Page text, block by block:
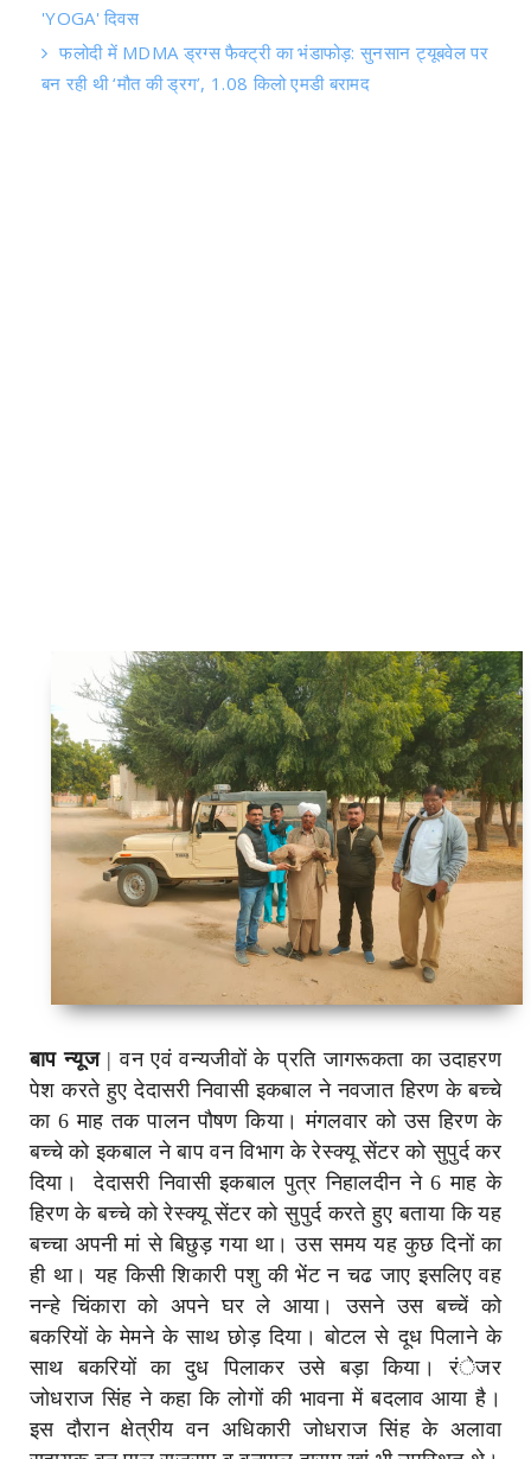
'YOGA' दिवस
फलोदी में MDMA ड्रग्स फैक्ट्री का भंडाफोड़: सुनसान ट्यूबवेल पर
बन रही थी ‘मौत की ड्रग’, 1.08 किलो एमडी बरामद
बाप न्यूज| वन एवं वन्यजीवों के प्रति जागरूकता का उदाहरण
पेश करते हुए देदासरी निवासी इकबाल ने नवजात हिरण के बच्चे
का 6 माह तक पालन पौषण किया। मंगलवार को उस हिरण के
बच्चे को इकबाल ने बाप वन विभाग के रेस्क्यू सेंटर को सुपुर्द कर
दिया। देदासरी निवासी इकबाल पुत्र निहालदीन ने 6 माह के
हिरण के बच्चे को रेस्क्यू सेंटर को सुपुर्द करते हुए बताया कि यह
बच्चा अपनी मां से बिछुड़ गया था। उस समय यह कुछ दिनों का
ही था। यह किसी शिकारी पशु की भेंट न चढ जाए इसलिए वह
नन्हे चिंकारा को अपने घर ले आया। उसने उस बच्चें को
बकरियों के मेमने के साथ छोड़ दिया। बोटल से दूध पिलाने के
साथ बकरियों का दुध पिलाकर उसे बड़ा किया। रंेजर
जोधराज सिंह ने कहा कि लोगों की भावना में बदलाव आया है।
इस दौरान क्षेत्रीय वन अधिकारी जोधराज सिंह के अलावा